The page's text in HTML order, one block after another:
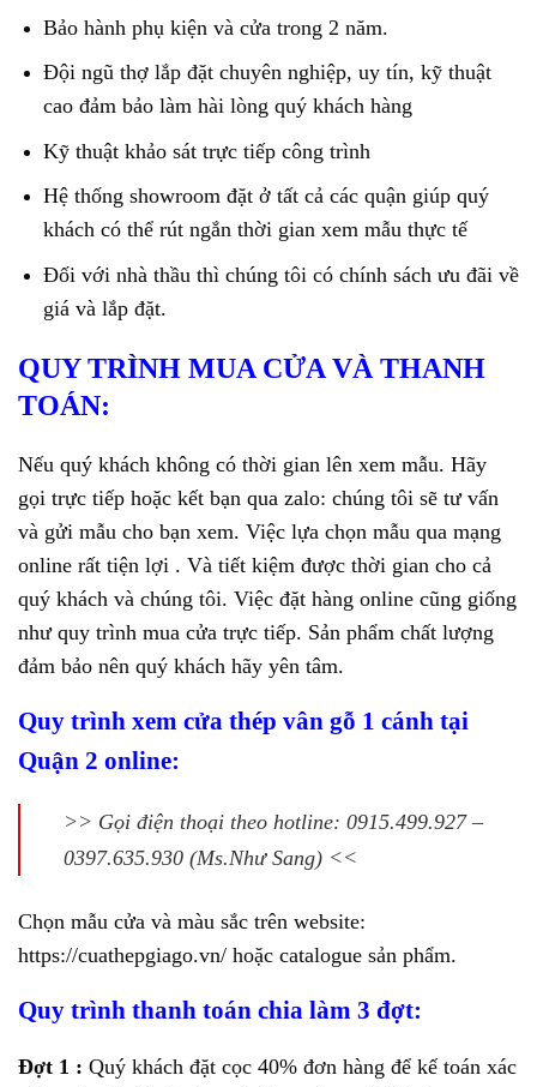
Bảo hành phụ kiện và cửa trong 2 năm.
Đội ngũ thợ lắp đặt chuyên nghiệp, uy tín, kỹ thuật
cao đảm bảo làm hài lòng quý khách hàng
Kỹ thuật khảo sát trực tiếp công trình
Hệ thống showroom đặt ở tất cả các quận giúp quý
khách có thể rút ngắn thời gian xem mẫu thực tế
Đối với nhà thầu thì chúng tôi có chính sách ưu đãi về
giá và lắp đặt.
QUY TRÌNH MUA CỬA VÀ THANH
TOÁN:
Nếu quý khách không có thời gian lên xem mẫu. Hãy
gọi trực tiếp hoặc kết bạn qua zalo: chúng tôi sẽ tư vấn
và gửi mẫu cho bạn xem. Việc lựa chọn mẫu qua mạng
online rất tiện lợi . Và tiết kiệm được thời gian cho cả
quý khách và chúng tôi. Việc đặt hàng online cũng giống
như quy trình mua cửa trực tiếp. Sản phẩm chất lượng
đảm bảo nên quý khách hãy yên tâm.
Quy trình xem cửa thép vân gỗ 1 cánh tại
Quận 2 online:
>> Gọi điện thoại theo hotline: 0915.499.927 –
0397.635.930 (Ms.Như Sang) <<
Chọn mẫu cửa và màu sắc trên website:
https://cuathepgiago.vn/ hoặc catalogue sản phẩm.
Quy trình thanh toán chia làm 3 đợt:
Đợt 1 : Quý khách đặt cọc 40% đơn hàng để kế toán xác